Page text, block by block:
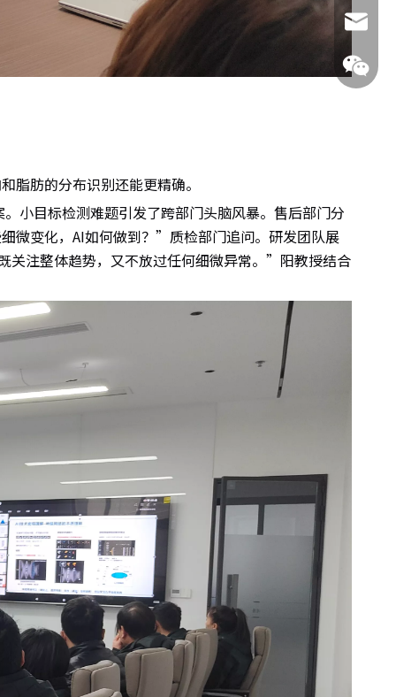
肪的分布识别还能更精确。
小目标检测难题引发了跨部门头脑风暴。 售后部门分
微变化，AI如何做到？”质检部门追问。研发团队展
关注整体趋势，又不放过任何细微异常。”阳教授结合